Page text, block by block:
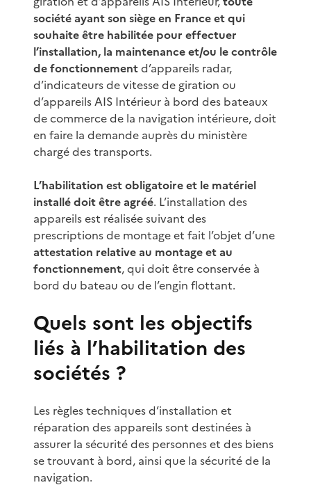
société ayant son siège en France et qui
souhaite être habilitée pour effectuer
l’installation, la maintenance et/ou le contrôle
de fonctionnementd’appareils radar,
d’indicateurs de vitesse de giration ou
d’appareils AIS Intérieur à bord des bateaux
de commerce de la navigation intérieure, doit
en faire la demande auprès du ministère
chargé des transports.
L’habilitation est obligatoire et le matériel
installé doit être agréé. L’installation des
appareils est réalisée suivant des
prescriptions de montage et fait l’objet d’une
attestation relative au montage et au
fonctionnement, qui doit être conservée à
bord du bateau ou de l’engin flottant.
Quels sont les objectifs
liés à l’habilitation des
sociétés ?
Les règles techniques d’installation et
réparation des appareils sont destinées à
assurer la sécurité des personnes et des biens
se trouvant à bord, ainsi que la sécurité de la
navigation.